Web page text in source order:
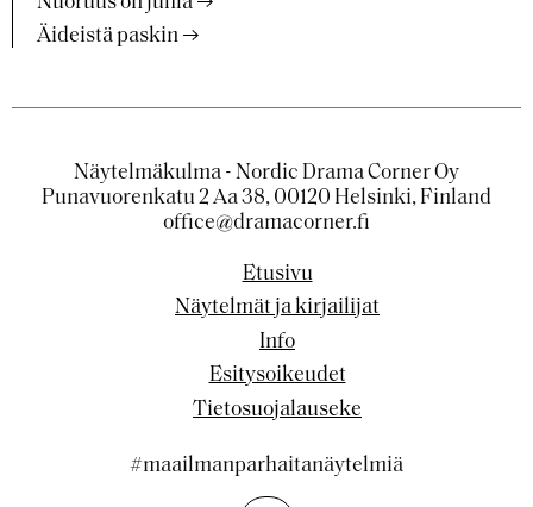
Äideistä paskin
Näytelmäkulma - Nordic Drama Corner Oy
Punavuorenkatu 2 Aa 38, 00120 Helsinki, Finland
office@dramacorner.fi
Etusivu
Näytelmät ja kirjailijat
Info
Esitysoikeudet
Tietosuojalauseke
#maailmanparhaitanäytelmiä